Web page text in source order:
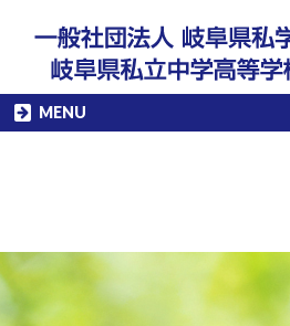
MENU